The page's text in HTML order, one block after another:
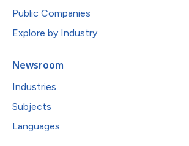
Public Companies
Explore by Industry
Newsroom
Industries
Subjects
Languages